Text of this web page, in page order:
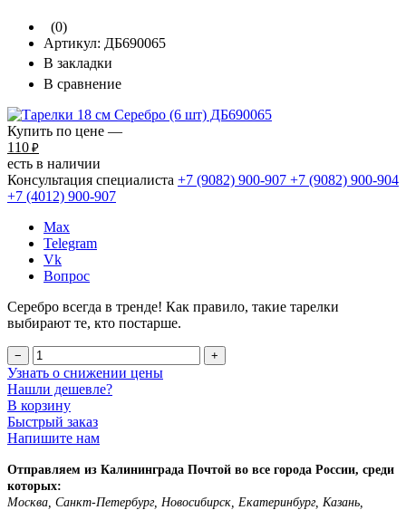
(0)
Артикул: ДБ690065
В закладки
В сравнение
Купить по цене —
110 ₽
есть в наличии
Консультация специалиста +7 (9082) 900-907 +7 (9082) 900-904
+7 (4012) 900-907
Max
Telegram
Vk
Вопрос
Серебро всегда в тренде! Как правило, такие тарелки
выбирают те, кто постарше.
− +
Узнать о снижении цены
Нашли дешевле?
В корзину
Быстрый заказ
Напишите нам
Отправляем из Калининграда Почтой во все города России, среди
которых:
Москва, Санкт-Петербург, Новосибирск, Екатеринбург, Казань,